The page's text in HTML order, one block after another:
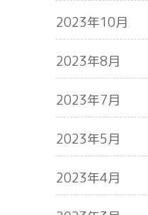
2023年10月
2023年8月
2023年7月
2023年5月
2023年4月